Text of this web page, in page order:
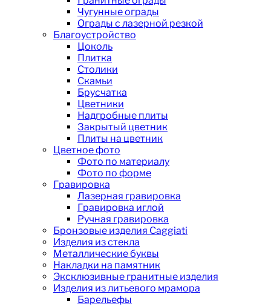
Чугунные ограды
Ограды с лазерной резкой
Благоустройство
Цоколь
Плитка
Столики
Скамьи
Брусчатка
Цветники
Надгробные плиты
Закрытый цветник
Плиты на цветник
Цветное фото
Фото по материалу
Фото по форме
Гравировка
Лазерная гравировка
Гравировка иглой
Ручная гравировка
Бронзовые изделия Caggiati
Изделия из стекла
Металлические буквы
Накладки на памятник
Эксклюзивные гранитные изделия
Изделия из литьевого мрамора
Барельефы